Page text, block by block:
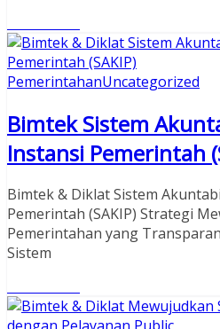
PemerintahanUncategorized
Bimtek Sistem
Instansi Pemerintah
Bimtek & Diklat Sistem
Pemerintah (SAKIP) Strategi
Pemerintahan yang
Sistem